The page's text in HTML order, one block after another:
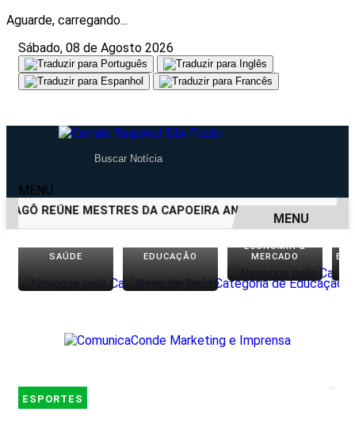
Aguarde, carregando...
Sábado, 08 de Agosto 2026
MENU
REÚNE MESTRES DA CAPOEIRA ANGOLA EM
EM ALTA
MENU
SAÚDE EDUCAÇÃO
ECONOMIA &
MERCADO
ESPORTES